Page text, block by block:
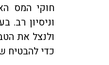
חוקי המס
וניסיון רב.
ולנצל את
כדי להבטיח